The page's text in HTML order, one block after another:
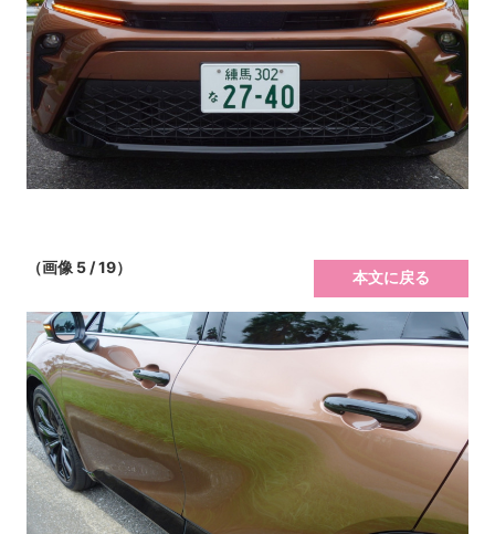
（画像 5 / 19）
本文に戻る